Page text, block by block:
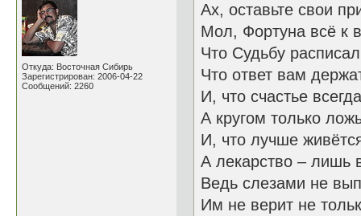
Откуда: Восточная Сибирь
Зарегистрирован: 2006-04-22
Сообщений: 2260
Ах, оставьте свои
Мол, Фортуна всё к
Что Судьбу
Что ответ вам
И, что счастье
А кругом только
И, что лучше
А лекарство – лишь
Ведь слезами не
Им не верит не